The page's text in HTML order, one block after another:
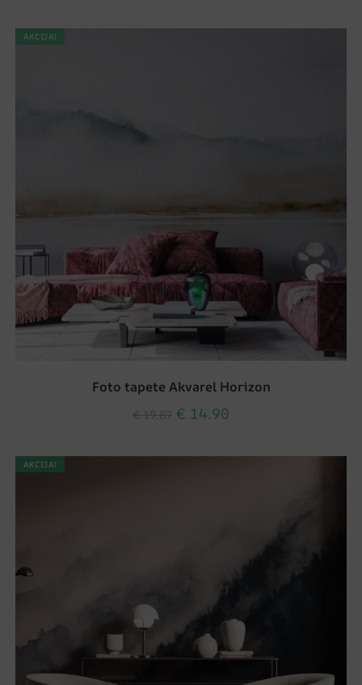
AKCIJA!
Foto tapete Akvarel Horizon
€ 14.90
AKCIJA!